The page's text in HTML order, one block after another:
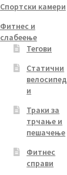
Спортски камери
Фитнес и
слабеење
Тегови
Статични
велосипед
и
Траки за
трчање и
пешачење
Фитнес
справи